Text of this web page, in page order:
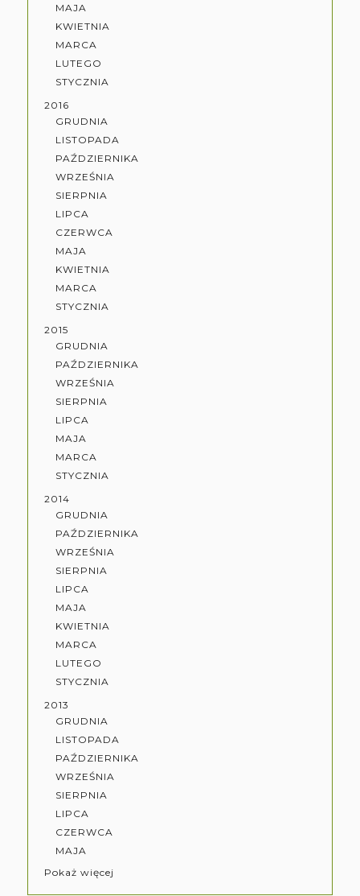
MAJA
KWIETNIA
MARCA
LUTEGO
STYCZNIA
2016
GRUDNIA
LISTOPADA
PAŹDZIERNIKA
WRZEŚNIA
SIERPNIA
LIPCA
CZERWCA
MAJA
KWIETNIA
MARCA
STYCZNIA
2015
GRUDNIA
PAŹDZIERNIKA
WRZEŚNIA
SIERPNIA
LIPCA
MAJA
MARCA
STYCZNIA
2014
GRUDNIA
PAŹDZIERNIKA
WRZEŚNIA
SIERPNIA
LIPCA
MAJA
KWIETNIA
MARCA
LUTEGO
STYCZNIA
2013
GRUDNIA
LISTOPADA
PAŹDZIERNIKA
WRZEŚNIA
SIERPNIA
LIPCA
CZERWCA
MAJA
Pokaż więcej